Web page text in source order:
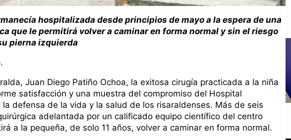
hospitalizada desde principios de mayo a la espera de una
que le permitirá volver a caminar en forma normal y sin el riesgo
pierna izquierda
Juan Diego Patiño Ochoa, la exitosa cirugía practicada a la niña
satisfacción y una muestra del compromiso del Hospital
la defensa de la vida y la salud de los risaraldenses. Más de seis
adelantada por un calificado equipo científico del centro
a la pequeña, de solo 11 años, volver a caminar en forma normal.